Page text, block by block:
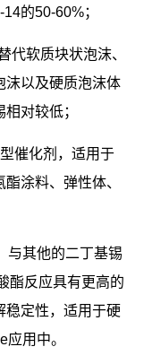
的50-60%；
代软质块状泡沫、
沫以及硬质泡沫体
对较低；
催化剂，适用于
涂料、弹性体、
与其他的二丁基锡
酯反应具有更高的
稳定性，适用于硬
用中。